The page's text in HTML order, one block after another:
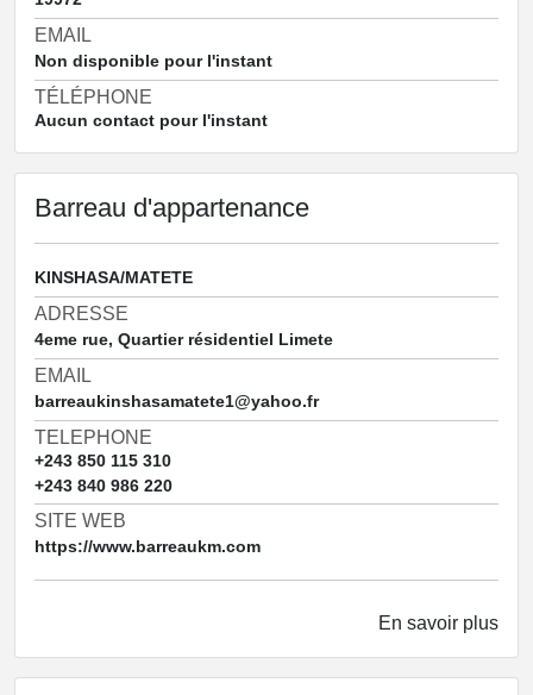
EMAIL
Non disponible pour l'instant
TÉLÉPHONE
Aucun contact pour l'instant
Barreau d'appartenance
KINSHASA/MATETE
ADRESSE
4eme rue, Quartier résidentiel Limete
EMAIL
barreaukinshasamatete1@yahoo.fr
TELEPHONE
+243 850 115 310
+243 840 986 220
SITE WEB
https://www.barreaukm.com
En savoir plus